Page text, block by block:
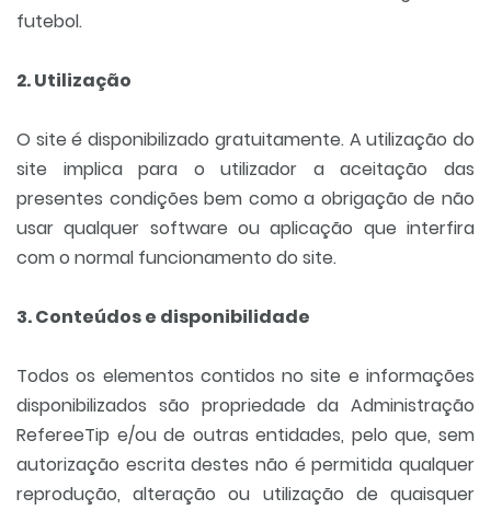
futebol.
2. Utilização
O site é disponibilizado gratuitamente. A utilização do
site implica para o utilizador a aceitação das
presentes condições bem como a obrigação de não
usar qualquer software ou aplicação que interfira
com o normal funcionamento do site.
3. Conteúdos e disponibilidade
Todos os elementos contidos no site e informações
disponibilizados são propriedade da Administração
RefereeTip e/ou de outras entidades, pelo que, sem
autorização escrita destes não é permitida qualquer
reprodução, alteração ou utilização de quaisquer